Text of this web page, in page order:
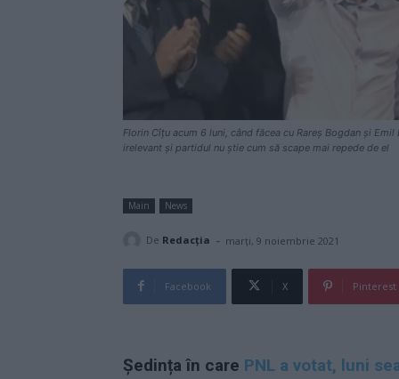
Florin Cîțu acum 6 luni, când făcea cu Rareș Bogdan și
irelevant și partidul nu știe cum să scape mai repede de el
Main News
De Redacţia - marți, 9 noiembrie 2021
Facebook X Pinterest
Ședința în care PNL a votat, luni